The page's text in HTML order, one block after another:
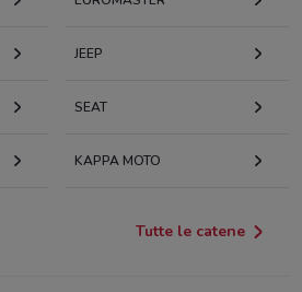
JEEP
SEAT
KAPPA MOTO
Tutte le catene